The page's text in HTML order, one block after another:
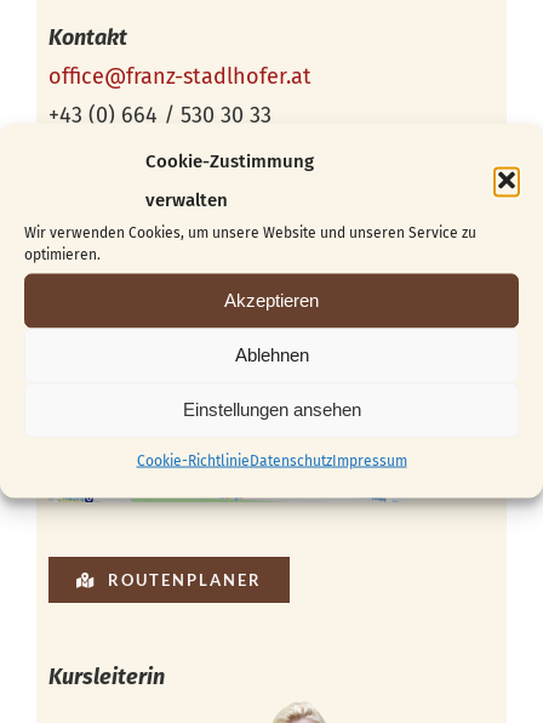
Cookie-Zustimmung
verwalten
Wir verwenden Cookies, um unsere Website und unseren Service zu
optimieren.
Akzeptieren
Ablehnen
Einstellungen ansehen
Cookie-RichtlinieDatenschutzImpressum
Kontakt
office@franz-stadlhofer.at
+43 (0) 664 / 530 30 33
ROUTENPLANER
Kursleiterin